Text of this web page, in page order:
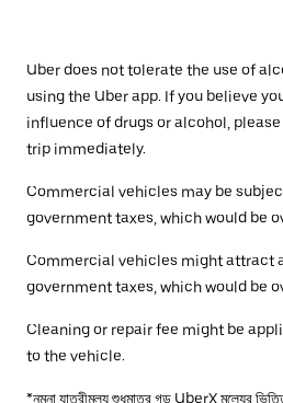
Uber does not tolerate the use of
using the Uber app. If you believe
influence of drugs or alcohol,
trip immediately.
Commercial vehicles may be
government taxes, which would be
Commercial vehicles might attract
government taxes, which would be
Cleaning or repair fee might be
to the vehicle.
*নমুনা যাত্রীমূল্য শুধুমাত্র গড় UberX মূল্যের